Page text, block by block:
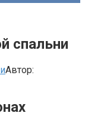
спальни
Автор: